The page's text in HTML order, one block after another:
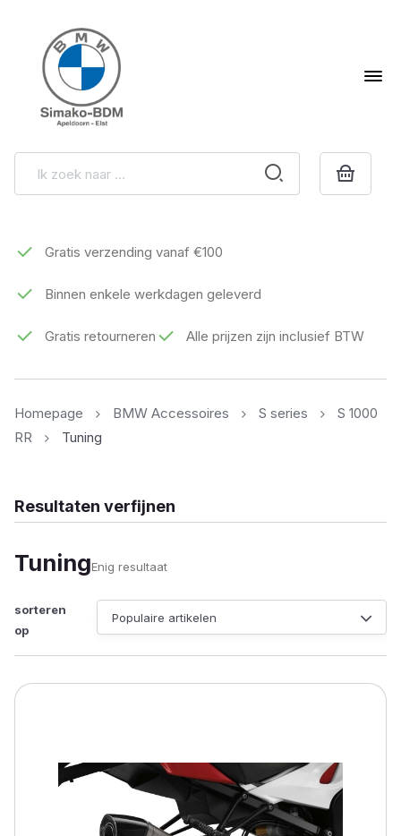
Gratis verzending vanaf €100
Binnen enkele werkdagen geleverd
Gratis retourneren Alle prijzen zijn inclusief BTW
Homepage BMW Accessoires S series
S 1000
RR
Tuning
TuningEnig resultaat
sorteren
op
Resultaten verfijnen